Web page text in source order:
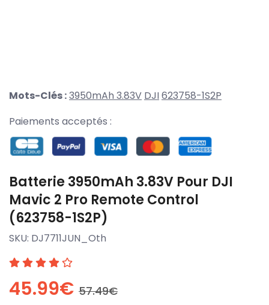
Mots-Clés :3950mAh 3.83V DJI623758-1S2P
Paiements acceptés :
Batterie 3950mAh 3.83V Pour DJI
Mavic 2 Pro Remote Control
(623758-1S2P)
SKU: DJ7711JUN_Oth
45.99€ 57.49€